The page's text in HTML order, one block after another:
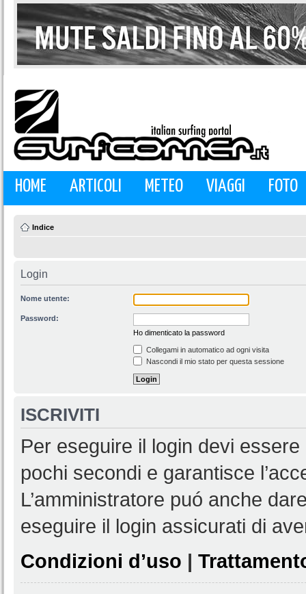
HOME ARTICOLI METEO VIAGGI FOTO
Indice
Login
Nome utente:
Password:
Ho dimenticato la password
Collegami in automatico ad ogni visita
Nascondi il mio stato per questa sessione
ISCRIVITI
Per eseguire il login devi
pochi secondi e garantisce
L’amministratore puó anche
eseguire il login assicurati di
Condizioni d’uso |